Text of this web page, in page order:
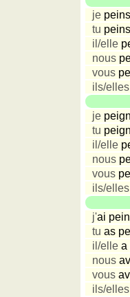
Französisch
Niederländisch
Portugiesisch
Rumänisch
Umrechner
Autokennzeichen
Sonnenstand
Fahrradtouren
Reisewortschatz
je peins
tu peins
il/elle
nous
vous
ils/elles
je
tu
il/elle
nous
vous
ils/elles
j'ai
tu as
il/elle a
nous
vous
ils/elles